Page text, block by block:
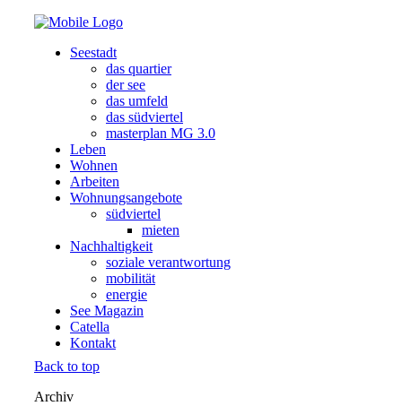
Seestadt
das quartier
der see
das umfeld
das südviertel
masterplan MG 3.0
Leben
Wohnen
Arbeiten
Wohnungsangebote
südviertel
mieten
Nachhaltigkeit
soziale verantwortung
mobilität
energie
See Magazin
Catella
Kontakt
Back to top
Archiv